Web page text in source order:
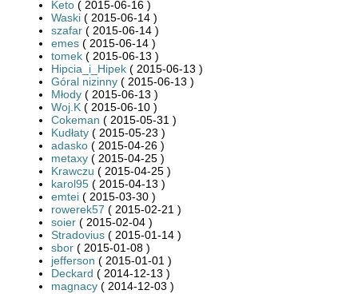
Keto ( 2015-06-16 )
Waski ( 2015-06-14 )
szafar ( 2015-06-14 )
emes ( 2015-06-14 )
tomek ( 2015-06-13 )
Hipcia_i_Hipek ( 2015-06-13 )
Góral nizinny ( 2015-06-13 )
Młody ( 2015-06-13 )
Woj.K ( 2015-06-10 )
Cokeman ( 2015-05-31 )
Kudłaty ( 2015-05-23 )
adasko ( 2015-04-26 )
metaxy ( 2015-04-25 )
Krawczu ( 2015-04-25 )
karol95 ( 2015-04-13 )
emtei ( 2015-03-30 )
rowerek57 ( 2015-02-21 )
soier ( 2015-02-04 )
Stradovius ( 2015-01-14 )
sbor ( 2015-01-08 )
jefferson ( 2015-01-01 )
Deckard ( 2014-12-13 )
magnacy ( 2014-12-03 )